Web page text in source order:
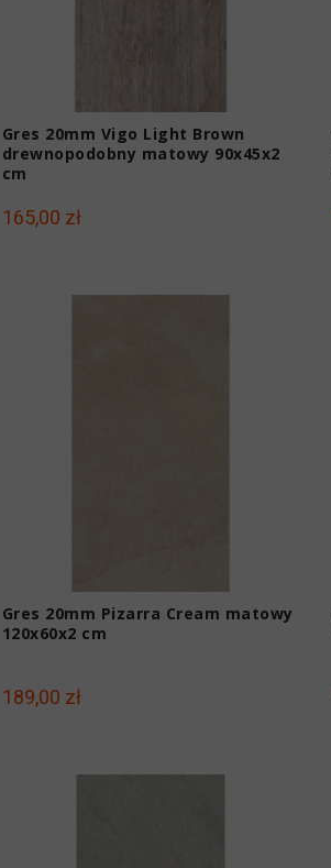
Gres 20mm Vigo Light Brown
drewnopodobny matowy 90x45x2
cm
165,00 zł
Gres 20mm Pizarra Cream matowy
120x60x2 cm
189,00 zł